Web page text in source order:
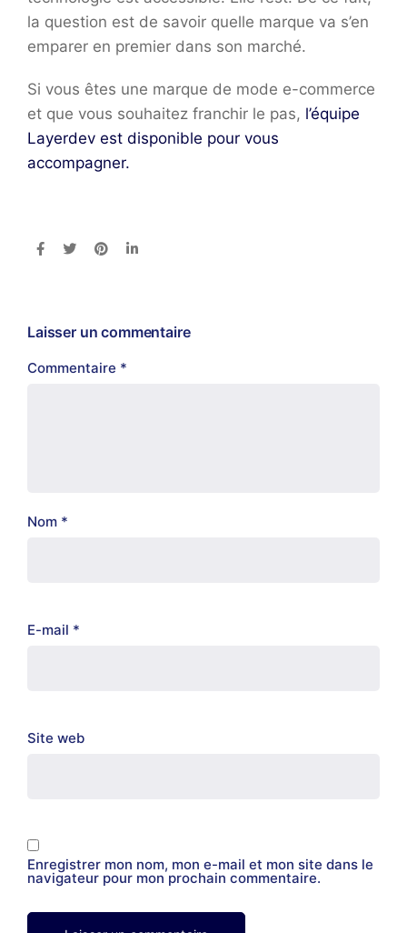
la question est de savoir quelle marque va s’en
emparer en premier dans son marché.
Si vous êtes une marque de mode e-commerce
et que vous souhaitez franchir le pas, l’équipe
Layerdev est disponible pour vous
accompagner.
Laisser un commentaire
Commentaire *
Nom *
E-mail *
Site web
Enregistrer mon nom, mon e-mail et mon site dans le
navigateur pour mon prochain commentaire.